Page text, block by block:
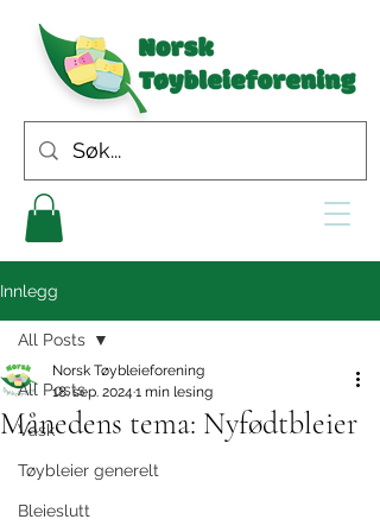
Innlegg
All Posts
Vask
Tøybleier generelt
Bleieslutt
All Posts
Månedens tema: Nyfødtbleier
Norsk Tøybleieforening
18. sep. 2024 1 min lesing